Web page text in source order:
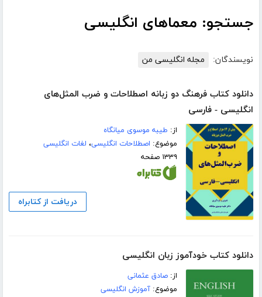
جستجو: معماهای انگلیسی
نویسندگان: مجله انگلیسی من
دانلود کتاب فرهنگ دو زبانه اصطلاحات و ضرب المثل‌های
انگلیسی - فارسی
از: طیبه موسوی میانگاه
موضوع: اصطلاحات انگلیسی، لغات انگلیسی
۱۳۳۹ صفحه
دریافت از کتابراه
دانلود کتاب خودآموز زبان انگلیسی
از:صادق عثمانی
موضوع:آموزش انگلیسی